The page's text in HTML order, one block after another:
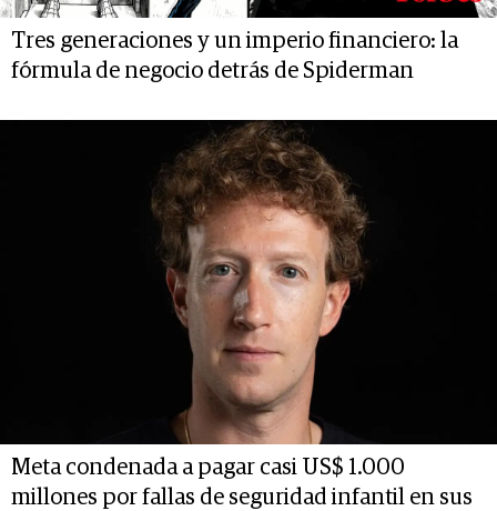
Tres generaciones y un imperio financiero: la
fórmula de negocio detrás de Spiderman
Meta condenada a pagar casi US$ 1.000
millones por fallas de seguridad infantil en sus